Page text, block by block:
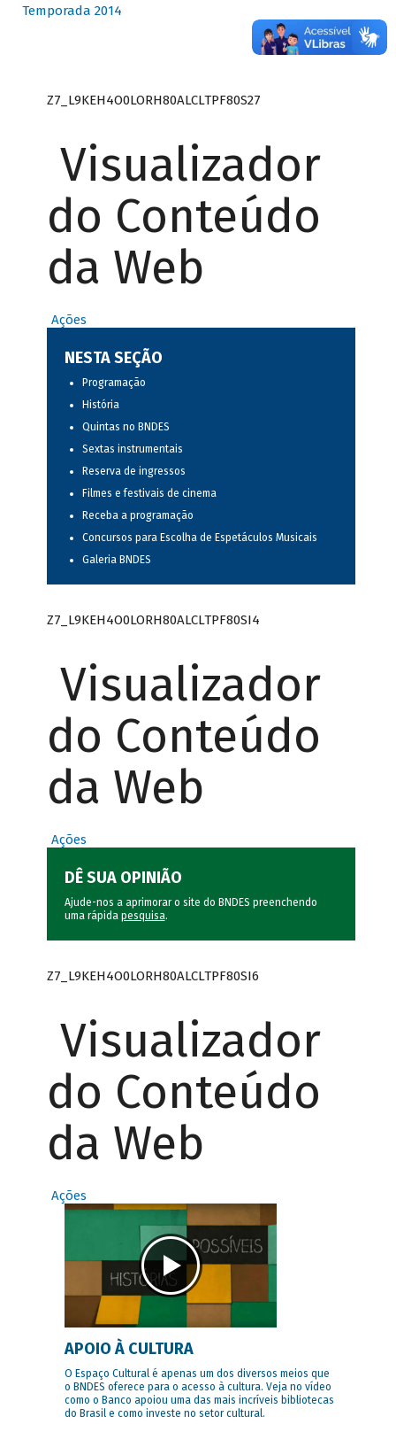
Temporada 2014
Z7_L9KEH4O0LORH80ALCLTPF80S27
Visualizador
do Conteúdo
da Web
Ações
NESTA SEÇÃO
Programação
História
Quintas no BNDES
Sextas instrumentais
Reserva de ingressos
Filmes e festivais de cinema
Receba a programação
Concursos para Escolha de Espetáculos Musicais
Galeria BNDES
Z7_L9KEH4O0LORH80ALCLTPF80SI4
Visualizador
do Conteúdo
da Web
Ações
DÊ SUA OPINIÃO
Ajude-nos a aprimorar o site do BNDES preenchendo
uma rápida pesquisa.
Z7_L9KEH4O0LORH80ALCLTPF80SI6
Visualizador
do Conteúdo
da Web
Ações
APOIO À CULTURA
O Espaço Cultural é apenas um dos diversos meios que
o BNDES oferece para o acesso à cultura. Veja no vídeo
como o Banco apoiou uma das mais incríveis bibliotecas
do Brasil e como investe no setor cultural.